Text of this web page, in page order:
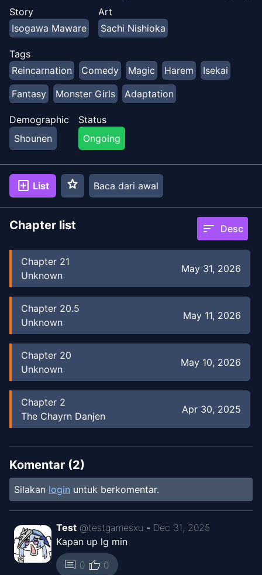
dibelinya dan menjalani kehidupan yang santai.
Namun, kecurangan para budak yang disembuhkan itu
ternyata sangat tidak biasa sehingga tanaman yang
mereka rawat dan kondisi kehidupan mereka berubah
menjadi lebih baik dalam sekejap mata. Tokoh utama,
Allen, yang perlahan tapi pasti kehilangan kesempatan
untuk bersinar, mencoba melawannya dengan
pengetahuan modernnya, namun, para budak berbakat
itu menyerap semuanya dan membawa kesuksesan
bagi semua bisnis. Tokoh utama menjadi tidak relevan
dari hari ke hari?!
Story
Isogawa Maware
Art
Sachi Nishioka
Tags
Reincarnation
Comedy Magic Harem
Isekai
Fantasy
Monster Girls Adaptation
Demographic
Shounen
Status
Ongoing
add_box List star Baca dari awal
Chapter list sort Desc
Chapter 21
Unknown
May 31, 2026
Chapter 20.5
Unknown
May 11, 2026
Chapter 20
Unknown
May 10, 2026
Chapter 2
The Chayrn Danjen
Apr 30, 2025
Chapter1
The Chayrn Danjen
Chapter1
The Chayrn Danjen
May 16, 2025
Komentar (2)
Silakan login untuk berkomentar.
Test @testgamesxu - Dec 31, 2025
Kapan up lg min
comment 0 thumb_up 0